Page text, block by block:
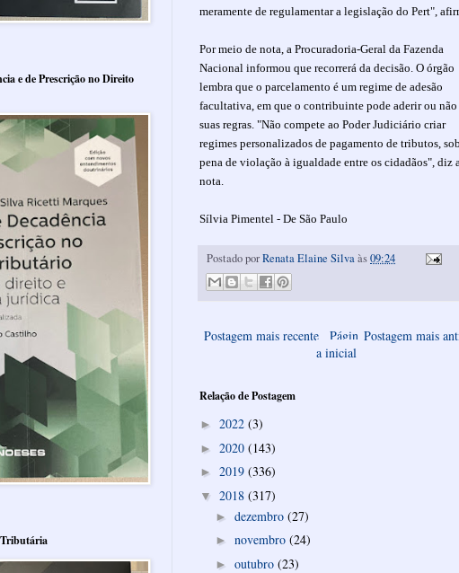
meramente de regulamentar a legislação do Pert",
Por meio de nota, a Procuradoria-Geral da Fazenda
Nacional informou que recorrerá da decisão. O órgão
lembra que o parcelamento é um regime de adesão
facultativa, em que o contribuinte pode aderir ou não
suas regras. "Não compete ao Poder Judiciário criar
regimes personalizados de pagamento de tributos, sob
pena de violação à igualdade entre os cidadãos", diz a
nota.
Sílvia Pimentel - De São Paulo
Postado porRenata Elaine Silvaàs09:24
Postagem mais recente Postagem mais
Págin
a inicial
Relação de Postagem
► 2022 (3)
► 2020 (143)
► 2019 (336)
▼ 2018 (317)
► dezembro (27)
► novembro (24)
► outubro (23)
e de Prescrição no Direito
Tributária